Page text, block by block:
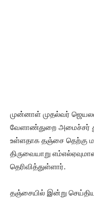
முன்னாள் முதல்வர்
வேளாண்துறை அமைச்சர்
உள்ளதாக தஞ்சை தெற்கு
திருவையாறு
தெரிவித்துள்ளார்.
தஞ்சையில் இன்று